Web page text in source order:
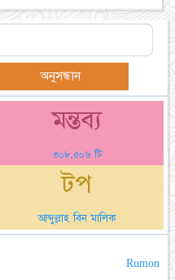
মন্তব্য
৩০৮,৫০৬ টি
টপ
আব্দুল্লাহ বিন মালিক
Rumon